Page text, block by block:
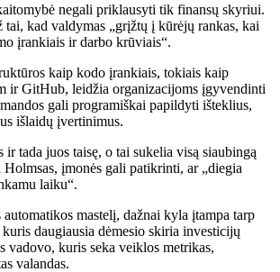
negali priklausyti tik finansų skyriui.
tai, kad valdymas „grįžtų į kūrėjų rankas, kai
įrankiais ir darbo krūviais“.
kaip kodo įrankiais, tokiais kaip
ir GitHub, leidžia organizacijoms įgyvendinti
gali programiškai papildyti išteklius,
išlaidų įvertinimus.
ir tada juos taisę, o tai sukelia visą siaubingą
Holmsas, įmonės gali patikrinti, ar „diegia
laiku“.
mastelį, dažnai kyla įtampa tarp
daugiausia dėmesio skiria investicijų
vadovo, kuris seka veiklos metrikas,
valandas.